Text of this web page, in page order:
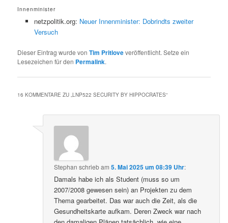
Innenminister
netzpolitik.org: Neuer Innenminister: Dobrindts zweiter
Versuch
Dieser Eintrag wurde vonTim Pritloveveröffentlicht. Setze ein
Lesezeichen für den Permalink.
16 KOMMENTARE ZU „LNP522 SECURITY BY HIPPOCRATES“
Stephan schriebam5. Mai 2025 um 08:39 Uhr:
Damals habe ich als Student (muss so um
2007/2008 gewesen sein) an Projekten zu dem
Thema gearbeitet. Das war auch die Zeit, als die
Gesundheitskarte aufkam. Deren Zweck war nach